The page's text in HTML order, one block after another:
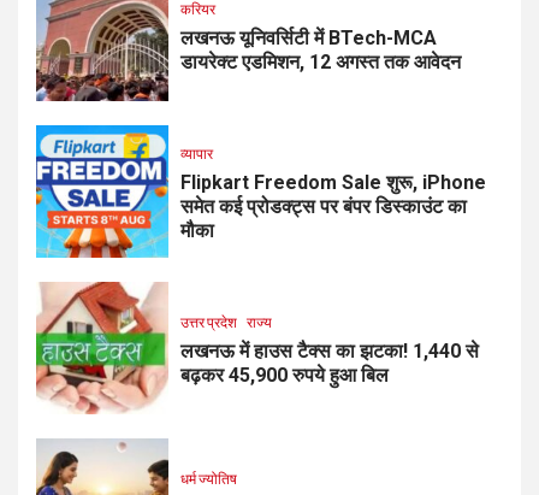
करियर
लखनऊ यूनिवर्सिटी में BTech-MCA
डायरेक्ट एडमिशन, 12 अगस्त तक आवेदन
व्यापार
Flipkart Freedom Sale शुरू, iPhone
समेत कई प्रोडक्ट्स पर बंपर डिस्काउंट का
मौका
उत्तर प्रदेश राज्य
लखनऊ में हाउस टैक्स का झटका! 1,440 से
बढ़कर 45,900 रुपये हुआ बिल
धर्म ज्योतिष